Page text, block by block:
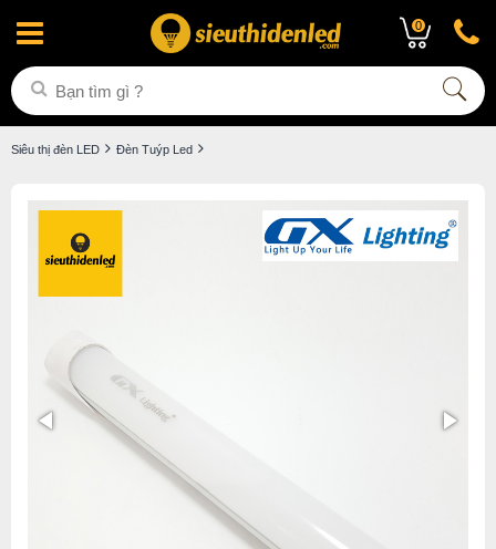
0
Siêu thị đèn LED Đèn Tuýp Led